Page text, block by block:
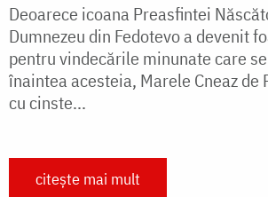
Deoarece icoana Preasfintei
Dumnezeu din Fedotevo a devenit
pentru vindecările minunate care
înaintea acesteia, Marele Cneaz de
cu cinste...
citește mai mult